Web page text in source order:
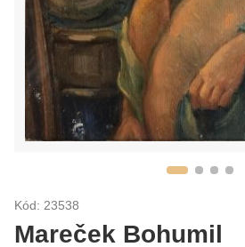
Kód: 23538
Mareček Bohumil